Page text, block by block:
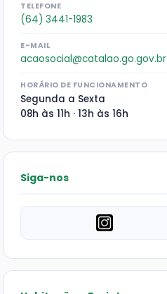
TELEFONE
(64) 3441-1983
E-MAIL
acaosocial@catalao.go.gov.br
HORÁRIO DE FUNCIONAMENTO
Segunda a Sexta
08h às 11h · 13h às 16h
Siga-nos